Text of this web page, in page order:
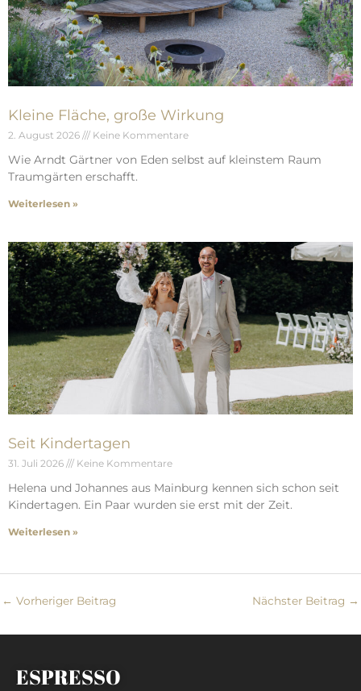
Kleine Fläche, große Wirkung
2. August 2026 Keine Kommentare
Wie Arndt Gärtner von Eden selbst auf kleinstem Raum
Traumgärten erschafft.
Weiterlesen »
Seit Kindertagen
31. Juli 2026 Keine Kommentare
Helena und Johannes aus Mainburg kennen sich schon seit
Kindertagen. Ein Paar wurden sie erst mit der Zeit.
Weiterlesen »
← Vorheriger Beitrag Nächster Beitrag →
ESPRESSO